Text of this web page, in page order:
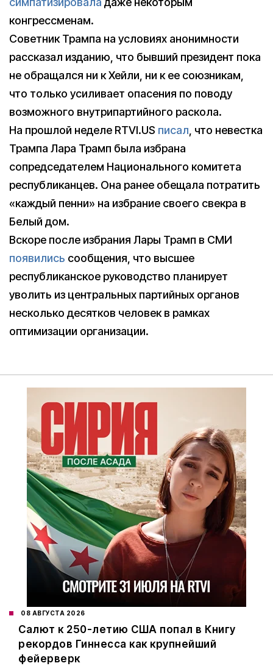
конгрессменам.
Советник Трампа на условиях анонимности
рассказал изданию, что бывший президент пока
не обращался ни к Хейли, ни к ее союзникам,
что только усиливает опасения по поводу
возможного внутрипартийного раскола.
На прошлой неделе RTVI.US писал, что невестка
Трампа Лара Трамп была избрана
сопредседателем Национального комитета
республиканцев. Она ранее обещала потратить
«каждый пенни» на избрание своего свекра в
Белый дом.
Вскоре после избрания Лары Трамп в СМИ
появились сообщения, что высшее
республиканское руководство планирует
уволить из центральных партийных органов
несколько десятков человек в рамках
оптимизации организации.
08 АВГУСТА 2026
Салют к 250-летию США попал в Книгу
рекордов Гиннесса как крупнейший
фейерверк